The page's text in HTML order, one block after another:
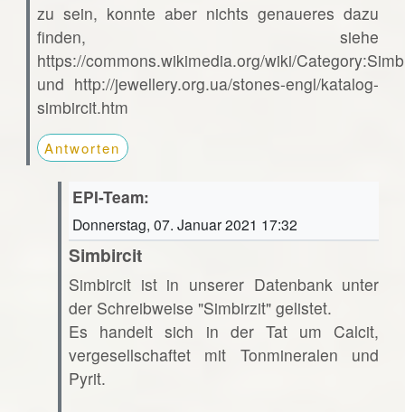
zu sein, konnte aber nichts genaueres dazu
finden, siehe
https://commons.wikimedia.org/wiki/
und http://jewellery.org.ua/stones-engl/katalog-
simbircit.htm
Antworten
EPI-Team:
Donnerstag, 07. Januar 2021 17:32
Simbircit
Simbircit ist in unserer Datenbank unter
der Schreibweise "Simbirzit" gelistet.
Es handelt sich in der Tat um Calcit,
vergesellschaftet mit Tonmineralen und
Pyrit.